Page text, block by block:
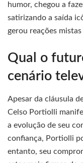
humor, chegou a
satirizando a saída
gerou reações
Qual o
cenário
Apesar da cláusula
Celso Portiolli
a evolução de seu
confiança, Portiolli
entanto, seu